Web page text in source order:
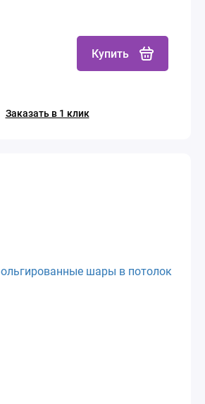
Купить
Заказать в 1 клик